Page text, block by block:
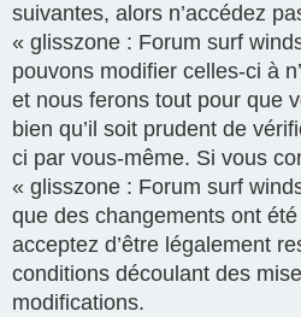
suivantes, alors n’accédez
« glisszone : Forum surf
pouvons modifier celles-ci à
et nous ferons tout pour que
bien qu’il soit prudent de
ci par vous-même. Si vous
« glisszone : Forum surf
que des changements ont
acceptez d’être légalement
conditions découlant des
modifications.